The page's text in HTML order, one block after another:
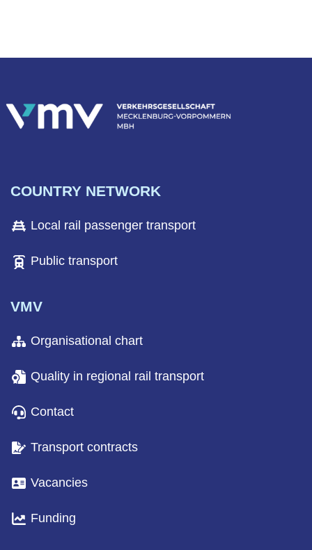
COUNTRY NETWORK
Local rail passenger transport
Public transport
VMV
Organisational chart
Quality in regional rail transport
Contact
Transport contracts
Vacancies
Funding